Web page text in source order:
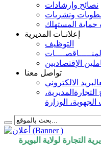
نصائح وإرشادات
ونشريات
المستهلك
إعلانـات المديرية
التوظيف
المنـــــاقصــــات
الإقتصاديين
تواصل معنا
البريد الالكتروني
المديرية،
الجهوية، الوزارة
لولاية البويرة